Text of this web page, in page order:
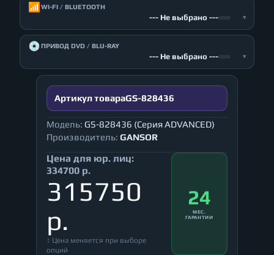
📶 WI-FI / BLUETOOTH
--- Не выбрано --- ▾
💿ПРИВОД DVD / BLU-RAY
--- Не выбрано --- ▾
Артикул товараGS-828436
Модель: GS-828436 (Серия ADVANCED)
Производитель: GANSOR
Цена для юр. лиц:
334700 р.
315750
р.
↕ Цена меняется при выборе
опций
24
МЕС.
ГАРАНТИИ